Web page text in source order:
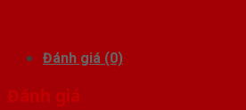
Đánh giá (0)
Đánh giá